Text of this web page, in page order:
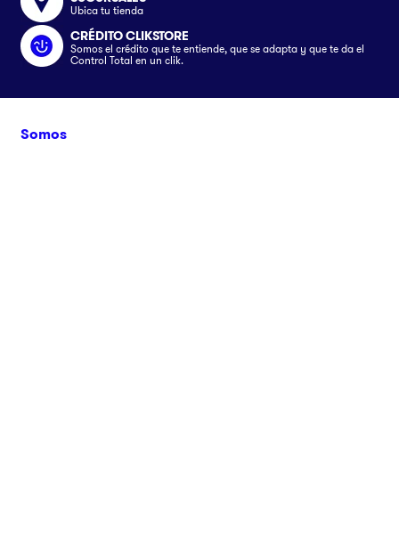
Ubica tu tienda
CRÉDITO CLIKSTORE
Somos el crédito que te entiende, que se adapta y que te da el
Control Total en un clik.
Somos